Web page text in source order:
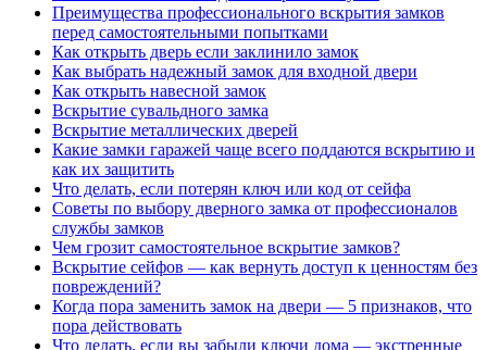
Преимущества профессионального вскрытия замков
перед самостоятельными попытками
Как открыть дверь если заклинило замок
Как выбрать надежный замок для входной двери
Как открыть навесной замок
Вскрытие сувальдного замка
Вскрытие металлических дверей
Какие замки гаражей чаще всего поддаются вскрытию и
как их защитить
Что делать, если потерян ключ или код от сейфа
Советы по выбору дверного замка от профессионалов
службы замков
Чем грозит самостоятельное вскрытие замков?
Вскрытие сейфов — как вернуть доступ к ценностям без
повреждений?
Когда пора заменить замок на двери — 5 признаков, что
пора действовать
Что делать, если вы забыли ключи дома — экстренные